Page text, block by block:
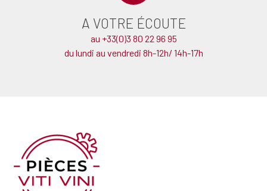
A VOTRE ÉCOUTE
au +33(0)3 80 22 96 95
du lundi au vendredi 8h-12h/ 14h-17h